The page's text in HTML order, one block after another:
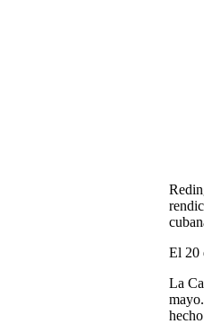
El 20
La